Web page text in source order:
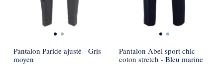
Pantalon Paride ajusté - Gris
moyen
Pantalon Abel sport chic
coton stretch - Bleu marine